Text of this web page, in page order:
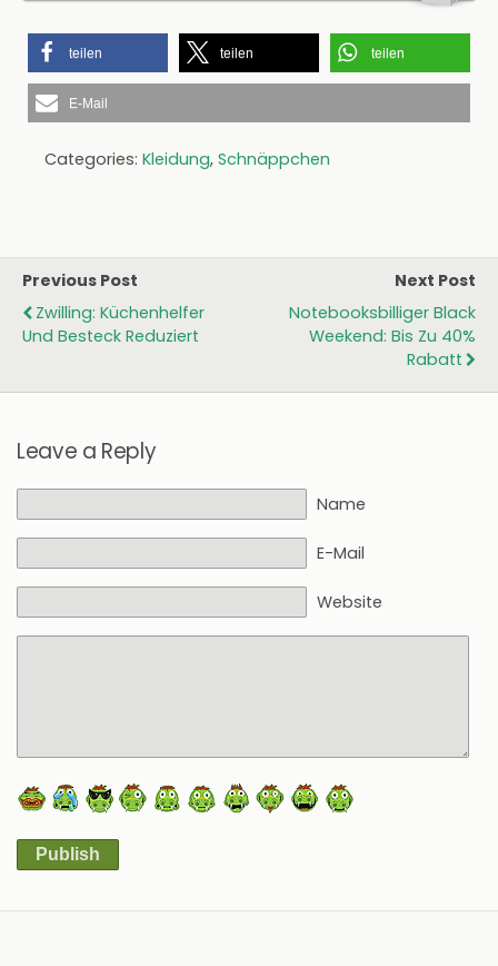
teilen teilen teilen
E-Mail
Categories: Kleidung, Schnäppchen
Previous Post
Zwilling: Küchenhelfer
Und Besteck Reduziert
Next Post
Notebooksbilliger Black
Weekend: Bis Zu 40%
Rabatt
Leave a Reply
Name
E-Mail
Website
Publish